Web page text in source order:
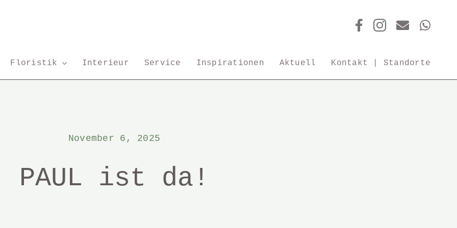
Floristik Interieur Service Inspirationen Aktuell Kontakt | Standorte
November 6, 2025
PAUL ist da!